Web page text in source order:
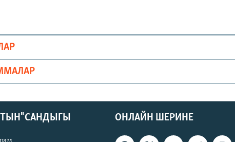
ОНЛАЙН ШЕРИНЕ
САНДЫГЫ